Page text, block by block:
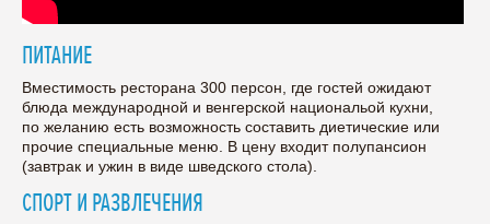
ПИТАНИЕ
Вместимость ресторана 300 персон, где гостей ожидают
блюда международной и венгерской национальой кухни,
по желанию есть возможность составить диетические или
прочие специальные меню. В цену входит полупансион
(завтрак и ужин в виде шведского стола).
СПОРТ И РАЗВЛЕЧЕНИЯ